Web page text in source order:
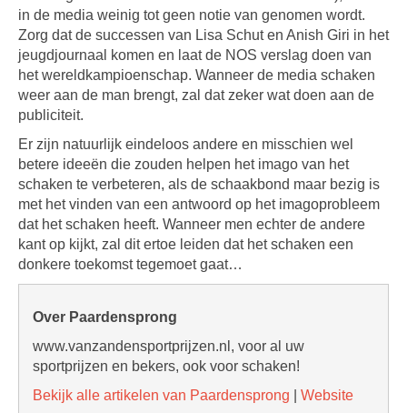
in de media weinig tot geen notie van genomen wordt.
Zorg dat de successen van Lisa Schut en Anish Giri in het
jeugdjournaal komen en laat de NOS verslag doen van
het wereldkampioenschap. Wanneer de media schaken
weer aan de man brengt, zal dat zeker wat doen aan de
publiciteit.
Er zijn natuurlijk eindeloos andere en misschien wel
betere ideeën die zouden helpen het imago van het
schaken te verbeteren, als de schaakbond maar bezig is
met het vinden van een antwoord op het imagoprobleem
dat het schaken heeft. Wanneer men echter de andere
kant op kijkt, zal dit ertoe leiden dat het schaken een
donkere toekomst tegemoet gaat…
Over Paardensprong
www.vanzandensportprijzen.nl, voor al uw
sportprijzen en bekers, ook voor schaken!
Bekijk alle artikelen van Paardensprong
Website